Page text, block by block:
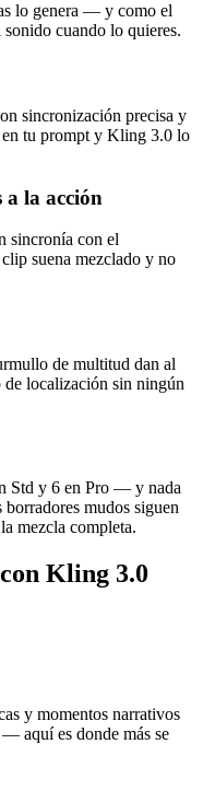
lo genera — y como el
cuando lo quieres.
sincronización precisa y
tu prompt y Kling 3.0 lo
a la acción
sincronía con el
suena mezclado y no
de multitud dan al
de localización sin ningún
Std y 6 en Pro — y nada
mudos siguen
mezcla completa.
Kling 3.0
y momentos narrativos
aquí es donde más se